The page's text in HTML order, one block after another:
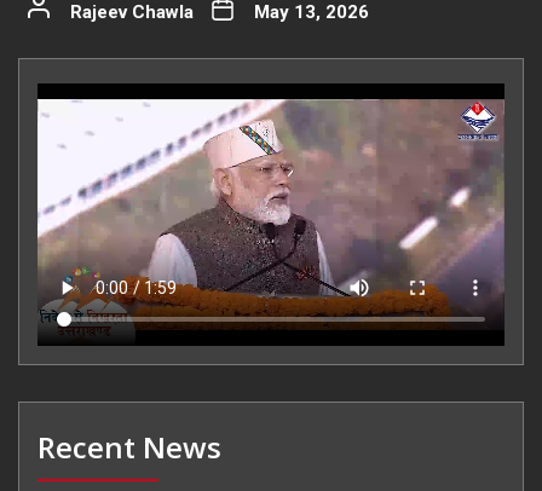
Rajeev Chawla May 13, 2026
Recent News